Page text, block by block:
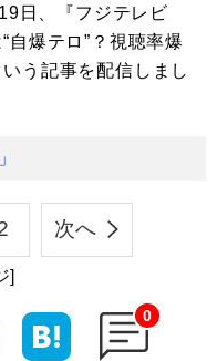
日、『フジテレビ
自爆テロ”？視聴率爆
う記事を配信しまし
次へ
]
0